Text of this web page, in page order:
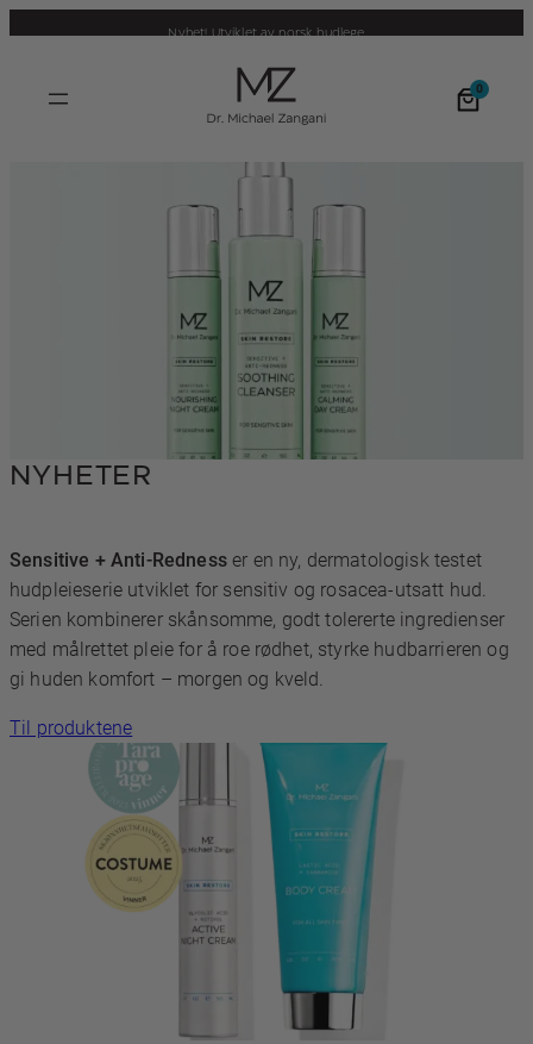
Nyhet! Utviklet av norsk hudlege
0
NYHETER
Sensitive + Anti-Rednesser en ny, dermatologisk testet
hudpleieserie utviklet for sensitiv og rosacea-utsatt hud.
Serien kombinerer skånsomme, godt tolererte ingredienser
med målrettet pleie for å roe rødhet, styrke hudbarrieren og
gi huden komfort – morgen og kveld.
Til produktene